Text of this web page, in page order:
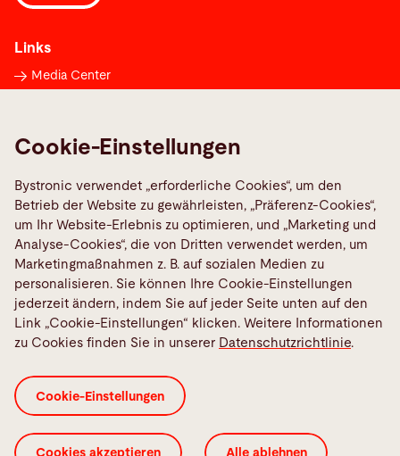
Links
Media Center
Social Media
AEB Bystronic Maschinenbau GmbH
BySoft CAM Konditionen
Datenschutzerklärung
Rechtliche Hinweise
Cookie-Einstellungen
Bystronic verwendet „erforderliche Cookies“, um den
Betrieb der Website zu gewährleisten, „Präferenz-Cookies“,
um Ihr Website-Erlebnis zu optimieren, und „Marketing und
Analyse-Cookies“, die von Dritten verwendet werden, um
Marketingmaßnahmen z. B. auf sozialen Medien zu
personalisieren. Sie können Ihre Cookie-Einstellungen
jederzeit ändern, indem Sie auf jeder Seite unten auf den
Link „Cookie-Einstellungen“ klicken. Weitere Informationen
zu Cookies finden Sie in unserer Datenschutzrichtlinie.
Cookie-Einstellungen
Cookies akzeptieren Alle ablehnen